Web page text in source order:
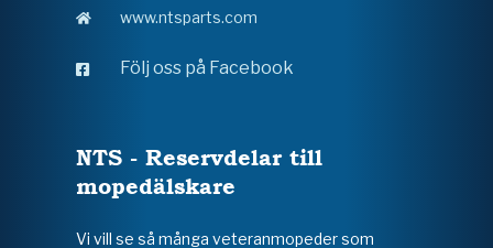
www.ntsparts.com
Följ oss på Facebook
NTS - Reservdelar till
mopedälskare
Vi vill se så många veteranmopeder som